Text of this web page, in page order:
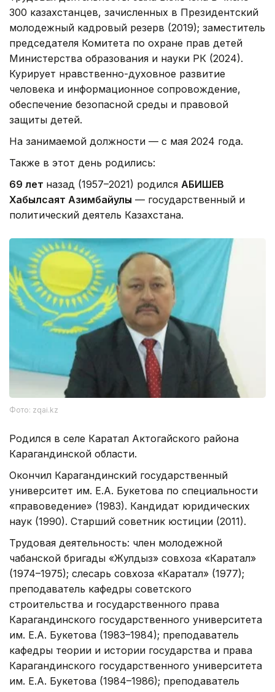
300 казахстанцев, зачисленных в Президентский
молодежный кадровый резерв (2019); заместитель
председателя Комитета по охране прав детей
Министерства образования и науки РК (2024).
Курирует нравственно-духовное развитие
человека и информационное сопровождение,
обеспечение безопасной среды и правовой
защиты детей.
На занимаемой должности — с мая 2024 года.
Также в этот день родились:
69 лет назад (1957–2021) родился АБИШЕВ
Хабылсаят Азимбайулы — государственный и
политический деятель Казахстана.
Фото: zqai.kz
Родился в селе Каратал Актогайского района
Карагандинской области.
Окончил Карагандинский государственный
университет им. Е.А. Букетова по специальности
«правоведение» (1983). Кандидат юридических
наук (1990). Старший советник юстиции (2011).
Трудовая деятельность: член молодежной
чабанской бригады «Жулдыз» совхоза «Каратал»
(1974–1975); слесарь совхоза «Каратал» (1977);
преподаватель кафедры советского
строительства и государственного права
Карагандинского государственного университета
им. Е.А. Букетова (1983–1984); преподаватель
кафедры теории и истории государства и права
Карагандинского государственного университета
им. Е.А. Букетова (1984–1986); преподаватель